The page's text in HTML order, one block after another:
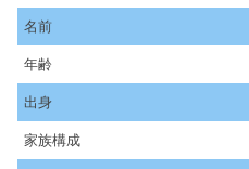
名前
年齢
出身
家族構成